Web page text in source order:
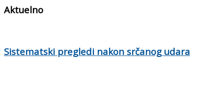
Aktuelno
Sistematski pregledi nakon srčanog udara